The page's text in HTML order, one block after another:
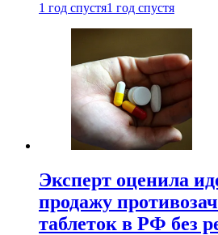
1 год спустя1 год спустя
Эксперт оценила
продажу
таблеток в РФ без